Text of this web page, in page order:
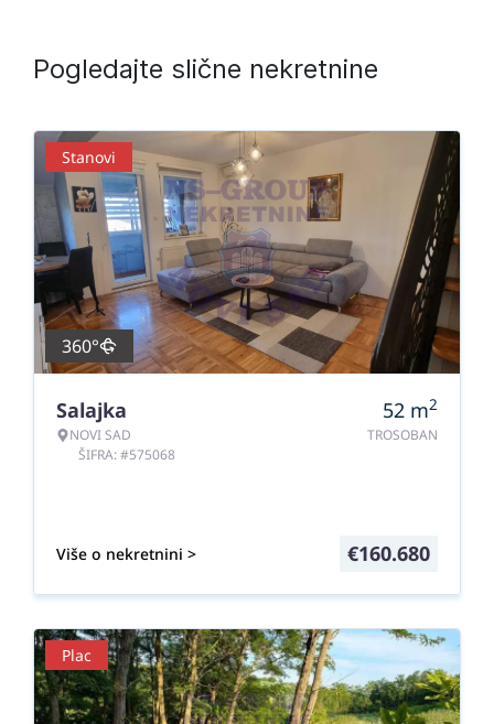
Pogledajte slične nekretnine
Stanovi
360°
Salajka
NOVI SAD
ŠIFRA: #575068
52 m2
TROSOBAN
Više o nekretnini > €160.680
Plac